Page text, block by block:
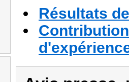
Résultats